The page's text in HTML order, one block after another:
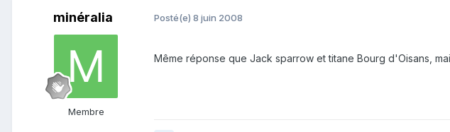
minéralia
Membre
Posté(e) 8 juin 2008
Même réponse que Jack sparrow et titane Bourg d'Oisans,